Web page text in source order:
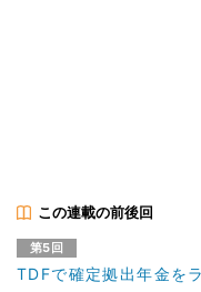
この連載の前後回
第5回
TDFで確定拠出年金を